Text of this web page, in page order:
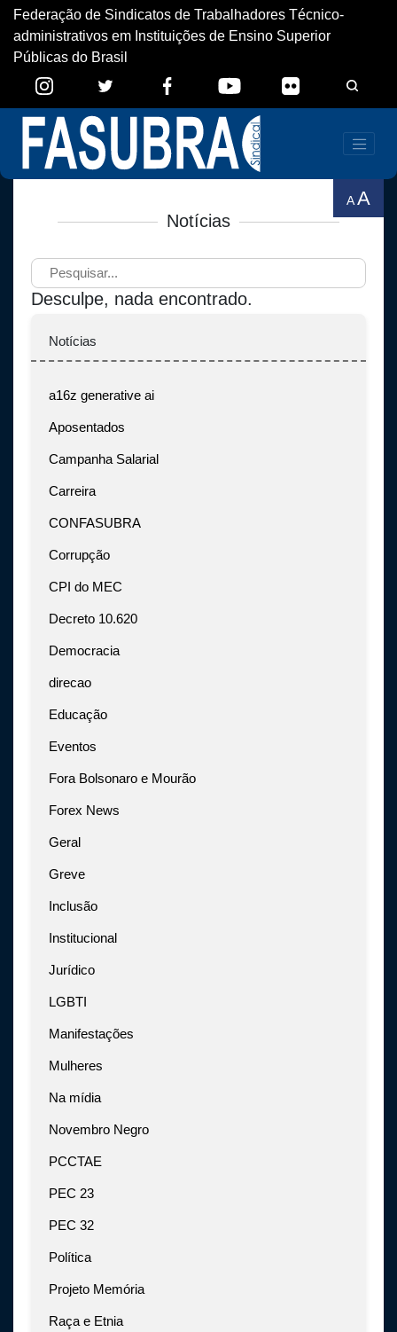
Federação de Sindicatos de Trabalhadores Técnico-
administrativos em Instituições de Ensino Superior
Públicas do Brasil
AA
Notícias
Desculpe, nada encontrado.
Notícias
a16z generative ai
Aposentados
Campanha Salarial
Carreira
CONFASUBRA
Corrupção
CPI do MEC
Decreto 10.620
Democracia
direcao
Educação
Eventos
Fora Bolsonaro e Mourão
Forex News
Geral
Greve
Inclusão
Institucional
Jurídico
LGBTI
Manifestações
Mulheres
Na mídia
Novembro Negro
PCCTAE
PEC 23
PEC 32
Política
Projeto Memória
Raça e Etnia